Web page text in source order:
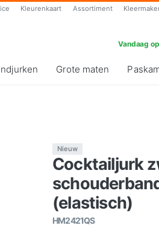
Kleurenkaart Assortiment
Vandaag
Grote maten
Nieuw
Cocktailjurk
(elastisch)
HM2421QS